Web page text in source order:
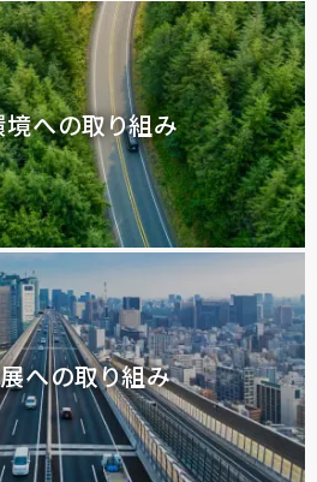
境への取り組み
への取り組み